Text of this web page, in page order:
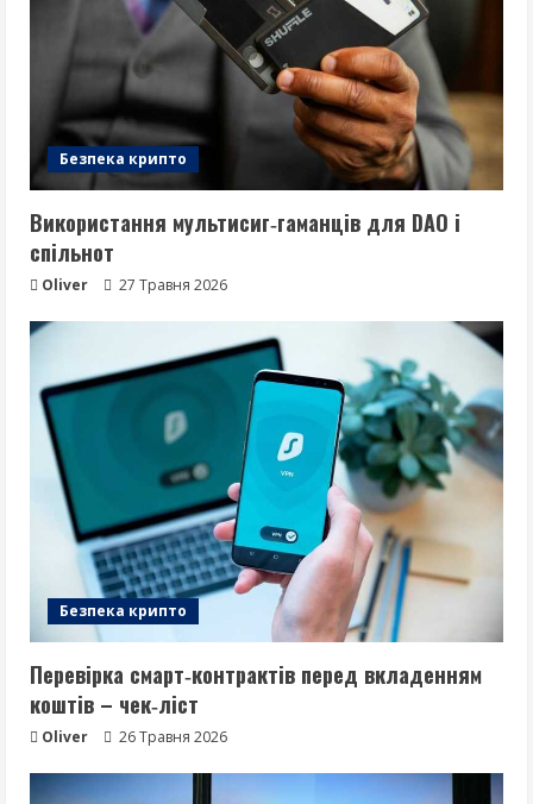
Безпека крипто
Використання мультисиг‑гаманців для DAO і
спільнот
Oliver 27 Травня 2026
Безпека крипто
Перевірка смарт‑контрактів перед вкладенням
коштів – чек‑ліст
Oliver 26 Травня 2026